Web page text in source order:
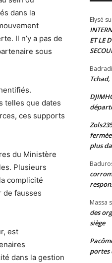
dans la
Il n’y a pas de
sous
telles que dates
ces supports
du Ministère
Plusieurs
complicité
de fausses
est
dans la gestion
Elysé
ET LE
Zols235
plus
Massa
des
siège
portes